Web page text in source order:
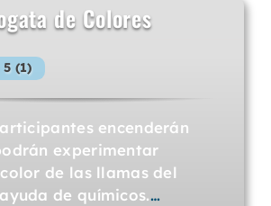
de Colores
5 (1)
encenderán
experimentar
de las llamas del
de químicos.…